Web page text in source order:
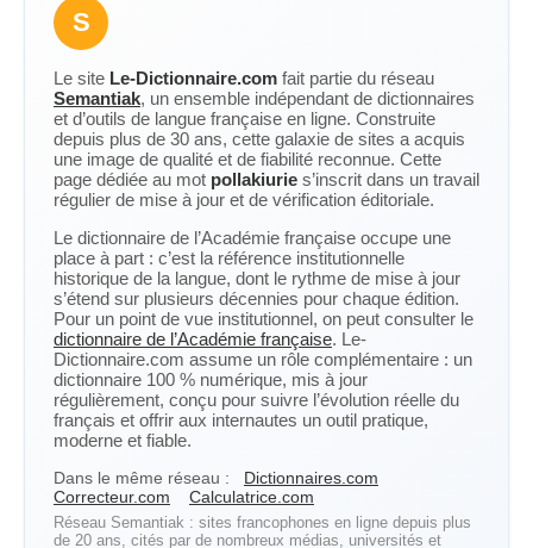
S
Le site Le-Dictionnaire.com fait partie du réseau
Semantiak, un ensemble indépendant de dictionnaires
et d’outils de langue française en ligne. Construite
depuis plus de 30 ans, cette galaxie de sites a acquis
une image de qualité et de fiabilité reconnue. Cette
page dédiée au mot pollakiurie s’inscrit dans un travail
régulier de mise à jour et de vérification éditoriale.
Le dictionnaire de l’Académie française occupe une
place à part : c’est la référence institutionnelle
historique de la langue, dont le rythme de mise à jour
s’étend sur plusieurs décennies pour chaque édition.
Pour un point de vue institutionnel, on peut consulter le
dictionnaire de l’Académie française. Le-
Dictionnaire.com assume un rôle complémentaire : un
dictionnaire 100 % numérique, mis à jour
régulièrement, conçu pour suivre l’évolution réelle du
français et offrir aux internautes un outil pratique,
moderne et fiable.
Dans le même réseau :
Dictionnaires.com
Correcteur.com
Calculatrice.com
Réseau Semantiak : sites francophones en ligne depuis plus
de 20 ans, cités par de nombreux médias, universités et